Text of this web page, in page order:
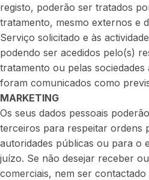
registo, poderão ser tratados
tratamento, mesmo externos e
Serviço solicitado e às
podendo ser acedidos pelo(s)
tratamento ou pelas sociedades
foram comunicados como
MARKETING
Os seus dados pessoais
terceiros para respeitar ordens
autoridades públicas ou para o
juízo. Se não desejar receber
comerciais, nem ser